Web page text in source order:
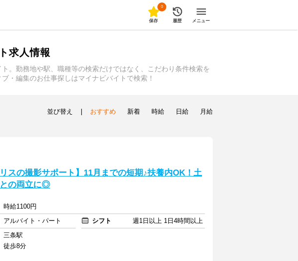
0
保存 履歴 メニュー
求人情報
。勤務地や駅、職種等の検索だけではなく、こだわり条件検索を
・編集のお仕事探しはマイナビバイトで検索！
並び替え おすすめ 新着 時給 日給 月給
リスの撮影サポート】11月までの短期♪扶養内OK！土
の両立に◎
時給1100円
アルバイト・パート シフト
週1日以上 1日4時間以上
三条駅
徒歩8分